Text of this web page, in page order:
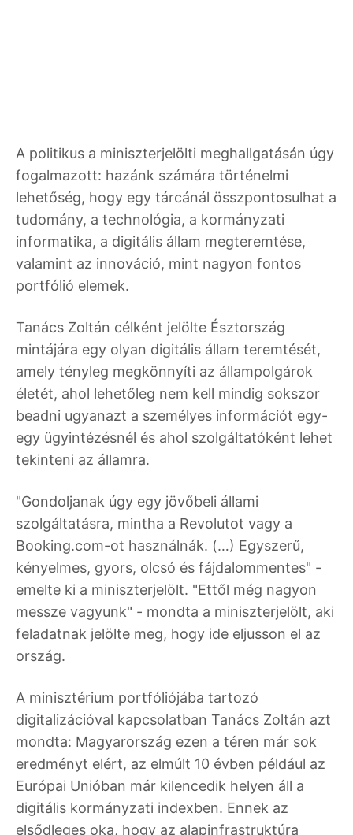
A politikus a miniszterjelölti meghallgatásán úgy
fogalmazott: hazánk számára történelmi
lehetőség, hogy egy tárcánál összpontosulhat a
tudomány, a technológia, a kormányzati
informatika, a digitális állam megteremtése,
valamint az innováció, mint nagyon fontos
portfólió elemek.
Tanács Zoltán célként jelölte Észtország
mintájára egy olyan digitális állam teremtését,
amely tényleg megkönnyíti az állampolgárok
életét, ahol lehetőleg nem kell mindig sokszor
beadni ugyanazt a személyes információt egy-
egy ügyintézésnél és ahol szolgáltatóként lehet
tekinteni az államra.
"Gondoljanak úgy egy jövőbeli állami
szolgáltatásra, mintha a Revolutot vagy a
Booking.com-ot használnák. (…) Egyszerű,
kényelmes, gyors, olcsó és fájdalommentes" -
emelte ki a miniszterjelölt. "Ettől még nagyon
messze vagyunk" - mondta a miniszterjelölt, aki
feladatnak jelölte meg, hogy ide eljusson el az
ország.
A minisztérium portfóliójába tartozó
digitalizációval kapcsolatban Tanács Zoltán azt
mondta: Magyarország ezen a téren már sok
eredményt elért, az elmúlt 10 évben például az
Európai Unióban már kilencedik helyen áll a
digitális kormányzati indexben. Ennek az
elsődleges oka, hogy az alapinfrastruktúra